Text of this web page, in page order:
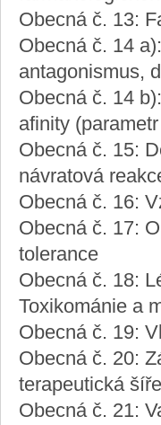
Obecná č. 13:
Obecná č. 14
antagonismus,
Obecná č. 14
afinity
Obecná č. 15:
návratová
Obecná č. 16:
Obecná č. 17:
tolerance
Obecná č. 18:
Toxikománie a
Obecná č. 19:
Obecná č. 20:
terapeutická
Obecná č. 21: